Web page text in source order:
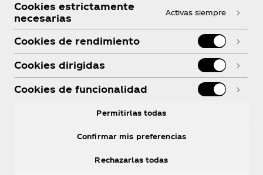
Legal
Cookies estrictamente
necesarias
Activas siempre
Cookies de rendimiento
Cookies dirigidas
Cookies de funcionalidad
Permitirlas todas
Rechazarlas todas
Confirmar mis preferencias